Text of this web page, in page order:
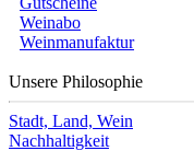
Weinabo
Weinmanufaktur
Unsere Philosophie
Stadt, Land, Wein
Nachhaltigkeit